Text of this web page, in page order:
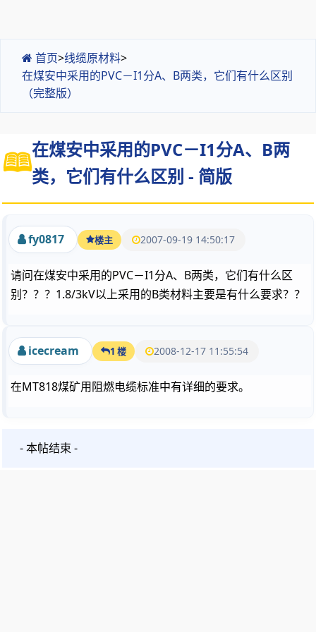
首页>线缆原材料>
在煤安中采用的PVC－I1分A、B两类，它们有什么区别
（完整版）
在煤安中采用的PVC－I1分A、B两
类，它们有什么区别 - 简版
fy0817 楼主 2007-09-19 14:50:17
请问在煤安中采用的PVC－I1分A、B两类，它们有什么区
别？？？1.8/3kV以上采用的B类材料主要是有什么要求？？
icecream 1 楼 2008-12-17 11:55:54
在MT818煤矿用阻燃电缆标准中有详细的要求。
- 本帖结束 -